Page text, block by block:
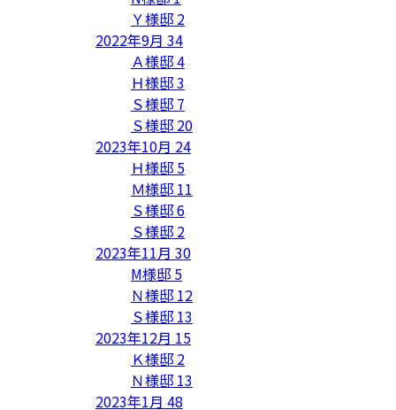
Ｙ様邸 2
2022年9月 34
Ａ様邸4
Ｈ様邸3
Ｓ様邸 7
Ｓ様邸 20
2023年10月 24
Ｈ様邸 5
Ｍ様邸 11
Ｓ様邸6
Ｓ様邸 2
2023年11月 30
M様邸 5
Ｎ様邸 12
Ｓ様邸 13
2023年12月 15
Ｋ様邸 2
Ｎ様邸 13
2023年1月 48